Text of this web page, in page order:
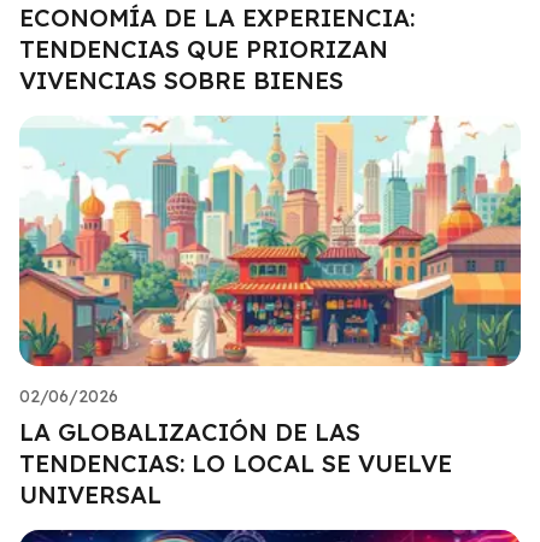
ECONOMÍA DE LA EXPERIENCIA:
TENDENCIAS QUE PRIORIZAN
VIVENCIAS SOBRE BIENES
02/06/2026
LA GLOBALIZACIÓN DE LAS
TENDENCIAS: LO LOCAL SE VUELVE
UNIVERSAL